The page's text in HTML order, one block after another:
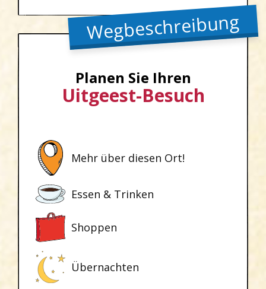
Wegbeschreibung
Planen Sie Ihren
Uitgeest-Besuch
Mehr über diesen Ort!
Essen & Trinken
Shoppen
Übernachten